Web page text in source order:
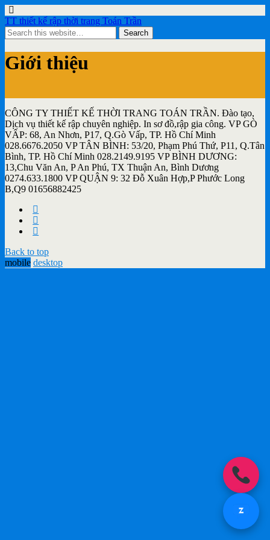
TT thiết kế rập thời trang Toán Trần
Giới thiệu
CÔNG TY THIẾT KẾ THỜI TRANG TOÁN TRẦN. Đào tạo,
Dịch vụ thiết kế rập chuyên nghiệp. In sơ đồ,rập gia công. VP GÒ
VẤP: 68, An Nhơn, P17, Q.Gò Vấp, TP. Hồ Chí Minh
028.6676.2050 VP TÂN BÌNH: 53/20, Phạm Phú Thứ, P11, Q.Tân
Bình, TP. Hồ Chí Minh 028.2149.9195 VP BÌNH DƯƠNG:
13,Chu Văn An, P An Phú, TX Thuận An, Bình Dương
0274.633.1800 VP QUẬN 9: 32 Đỗ Xuân Hợp,P Phước Long
B,Q9 01656882425
Back to top
mobile desktop